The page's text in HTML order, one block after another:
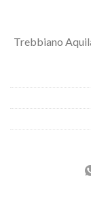
Trebbiano